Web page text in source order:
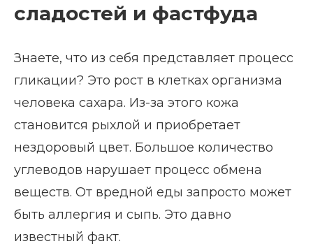
сладостей и фастфуда
Знаете, что из себя представляет процесс
гликации? Это рост в клетках организма
человека сахара. Из-за этого кожа
становится рыхлой и приобретает
нездоровый цвет. Большое количество
углеводов нарушает процесс обмена
веществ. От вредной еды запросто может
быть аллергия и сыпь. Это давно
известный факт.